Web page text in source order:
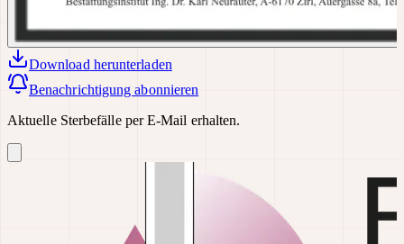
Download herunterladen
Benachrichtigung abonnieren
Aktuelle Sterbefälle per E-Mail erhalten.